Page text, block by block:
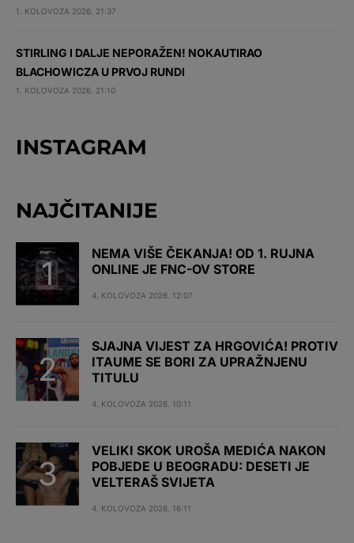
1. KOLOVOZA 2026. 21:37
STIRLING I DALJE NEPORAŽEN! NOKAUTIRAO
BLACHOWICZA U PRVOJ RUNDI
1. KOLOVOZA 2026. 21:10
INSTAGRAM
NAJČITANIJE
NEMA VIŠE ČEKANJA! OD 1. RUJNA
ONLINE JE FNC-OV STORE
4. KOLOVOZA 2026. 12:07
SJAJNA VIJEST ZA HRGOVIĆA! PROTIV
ITAUME SE BORI ZA UPRAŽNJENU
TITULU
4. KOLOVOZA 2026. 10:11
VELIKI SKOK UROŠA MEDIĆA NAKON
POBJEDE U BEOGRADU: DESETI JE
VELTERAŠ SVIJETA
4. KOLOVOZA 2026. 16:11